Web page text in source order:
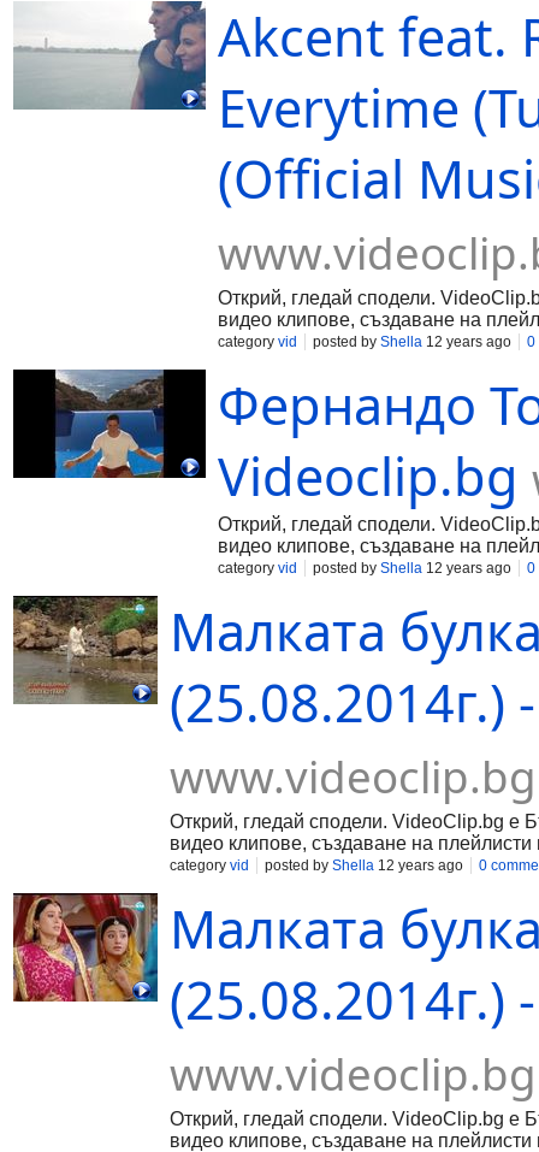
Akcent feat.
Everytime
(Official
Открий, гледай сподели.
видео клипове, създаване на
category vid posted by Shella 12 years ago 0
Фернандо
Videoclip.bg
Открий, гледай сподели.
видео клипове, създаване на
category vid posted by Shella 12 years ago 0
Малката
(25.08.2014г.)
www.videoclip.bg
Открий, гледай сподели. VideoClip.bg е
видео клипове, създаване на плейлисти
category vid posted by Shella 12 years ago 0
Малката
(25.08.2014г.)
www.videoclip.bg
Открий, гледай сподели. VideoClip.bg е
видео клипове, създаване на плейлисти